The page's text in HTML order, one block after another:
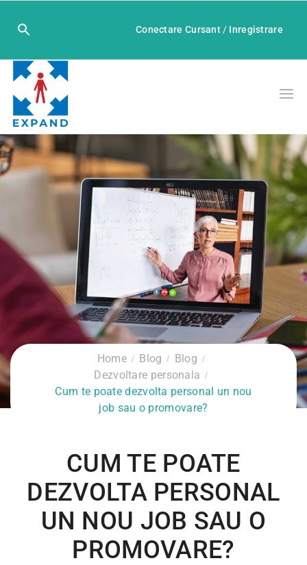
Conectare Cursant / Inregistrare
Home Blog
Blog
Dezvoltare personala
Cum te poate dezvolta personal un nou
job sau o promovare?
CUM TE POATE
DEZVOLTA PERSONAL
UN NOU JOB SAU O
PROMOVARE?